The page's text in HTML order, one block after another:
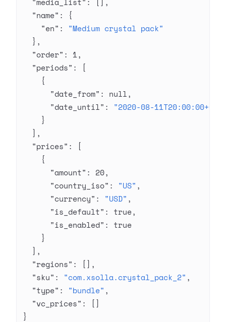
  "name"
: {
    "en"
: "Medium crystal pack"
  },
  "order"
: 1,
  "periods"
: [
    {
      "date_from"
: null,
      "date_until"
: "2020-08-
    }
  ],
  "prices"
: [
    {
      "amount"
: 20,
      "country_iso"
: "US" ,
      "currency"
: "USD" ,
      "is_default"
: true,
      "is_enabled"
: true
    }
  ],
  "regions"
: [],
  "sku"
: "com.xsolla.crystal_pack_2" ,
  "type"
: "bundle" ,
  "vc_prices"
: []
}